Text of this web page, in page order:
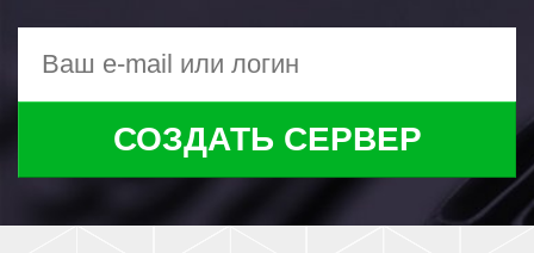
СОЗДАТЬ СЕРВЕР